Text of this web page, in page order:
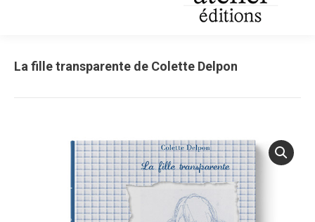
La fille transparente de Colette Delpon